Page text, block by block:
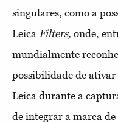
singulares, como a
Leica Filters, onde,
mundialmente
possibilidade de
Leica durante a
de integrar a marca de